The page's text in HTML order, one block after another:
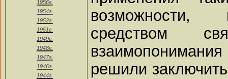
1956г.
1954г.
1952г.
1951г.
1949г.
1948г.
1947г.
1946г.
1944г.
возможности,
средством
решили